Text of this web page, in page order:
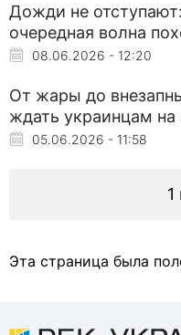
Дожди не
очередная волна
08.06.2026 - 12:20
От жары до
ждать украинцам
05.06.2026 - 11:58
1
Эта страница была